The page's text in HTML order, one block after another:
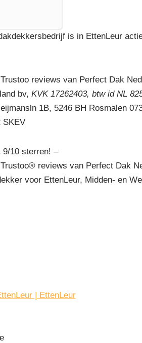
is in EttenLeur
reviews van Perfect Dak
bv, KVK 17262403, btw id NL
1B, 5246 BH Rosmalen
SKEV
9/10 sterren! –
reviews van Perfect Dak
voor EttenLeur, Midden- en
| EttenLeur